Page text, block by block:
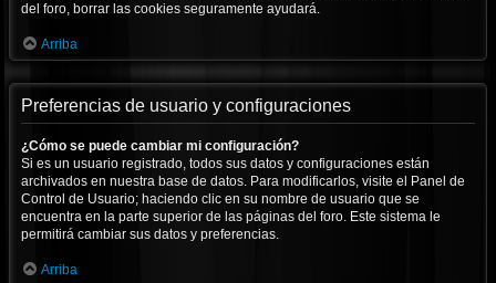
del foro, borrar las cookies seguramente ayudará.
Arriba
Preferencias de usuario y configuraciones
¿Cómo se puede cambiar mi configuración?
Si es un usuario registrado, todos sus datos y configuraciones están
archivados en nuestra base de datos. Para modificarlos, visite el Panel de
Control de Usuario; haciendo clic en su nombre de usuario que se
encuentra en la parte superior de las páginas del foro. Este sistema le
permitirá cambiar sus datos y preferencias.
Arriba